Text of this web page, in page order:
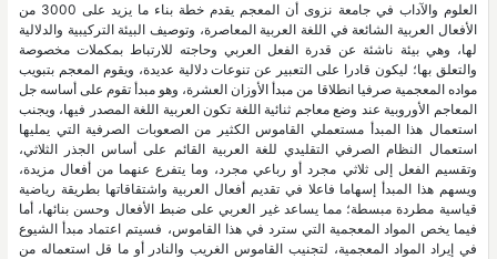
العلوم والآداب في جامعة نزوى أن المعجم يقدم خطة بناء ما يزيد على 3000 من
الأفعال العربية الشائعة في اللغة العربية المعاصرة، وتوصيف البيئة التركيبية والدلالية
لها، وهي بيئة ناشئة عن قدرة الفعل العربي وحاجته للارتباط بمكملات مخصوصة
والتعلق بها؛ ليكون قادرا على التعبير عن تنوعات دلالية عديدة، ويقوم المعجم بتبويب
مواده المعجمية صرفيا انطلاقا من مبدأ الأوزان العشرة، وهو مبدأ تقوم على أساسه جل
المعاجم الأوروبية عند وضع معاجم ثنائية اللغة تكون العربية اللغة المصدر فيها، ويجنب
استعمال هذا المبدأ مستعملي القاموس الكثير من الصعوبات الصرفية التي يمليها
استعمال النظام الصرفي التقليدي للغة العربية القائم على أساس الجذر الثلاثي،
وتقسيم الفعل إلى ثلاثي مجرد أو رباعي مجرد، وما يتفرع عنهما من أفعال مزيدة،
ويسهم هذا المبدأ إسهاما فاعلا في تقديم أفعال العربية واشتقاقاتها بطريقة رياضية
قياسية مطردة مبسطة؛ مما يساعد غير العربي على ضبط الأفعال وحسن بنائها، أما
فيما يخص المواد المعجمية التي سترد في هذا القاموس، فسيتم اعتماد مبدأ الشيوع
في إيراد المواد المعجمية، لتجنيب القاموس الغريب والنادر أو ما قل استعماله من